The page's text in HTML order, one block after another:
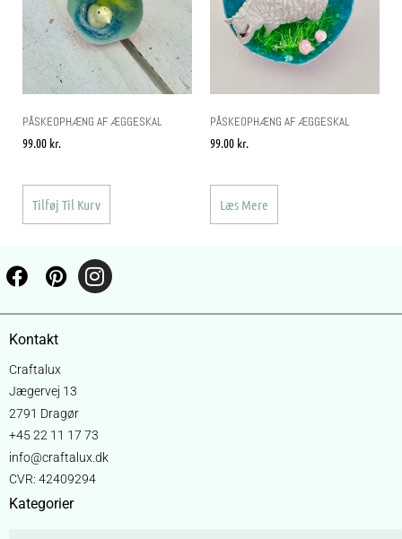
PÅSKEOPHÆNG AF ÆGGESKAL
99.00 kr.
Tilføj Til Kurv
PÅSKEOPHÆNG AF ÆGGESKAL
99.00 kr.
Læs Mere
Kontakt
Craftalux
Jægervej 13
2791 Dragør
+45 22 11 17 73
info@craftalux.dk
CVR: 42409294
Kategorier